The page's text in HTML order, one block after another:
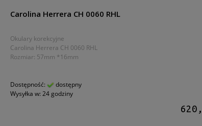
Carolina Herrera CH 0060 RHL
Okulary korekcyjne
Carolina Herrera CH 0060 RHL
Rozmiar: 57mm *16mm
Dostępność:
dostępny
Wysyłka w: 24 godziny